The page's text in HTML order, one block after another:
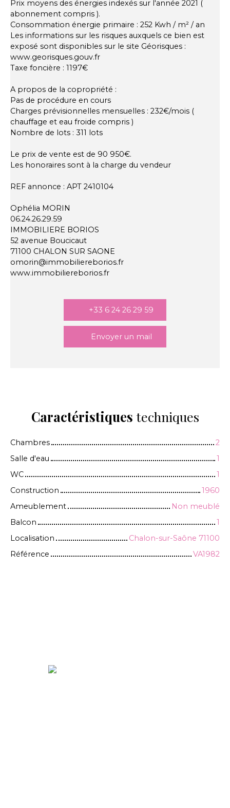
Prix moyens des énergies indexés sur l'année 2021 (
abonnement compris ).
Consommation énergie primaire : 252 Kwh / m² / an
Les informations sur les risques auxquels ce bien est
exposé sont disponibles sur le site Géorisques :
www.georisques.gouv.fr
Taxe foncière : 1197€
A propos de la copropriété :
Pas de procédure en cours
Charges prévisionnelles mensuelles : 232€/mois (
chauffage et eau froide compris )
Nombre de lots : 311 lots
Le prix de vente est de 90 950€.
Les honoraires sont à la charge du vendeur
REF annonce : APT 2410104
Ophélia MORIN
06.24.26.29.59
IMMOBILIERE BORIOS
52 avenue Boucicaut
71100 CHALON SUR SAONE
omorin@immobiliereborios.fr
www.immobiliereborios.fr
+33 6 24 26 29 59
Envoyer un mail
Caractéristiques techniques
Chambres
2
Salle d'eau
1
WC
1
Construction
1960
Ameublement
Non meublé
Balcon
1
Localisation
Chalon-sur-Saône 71100
Référence
VA1982